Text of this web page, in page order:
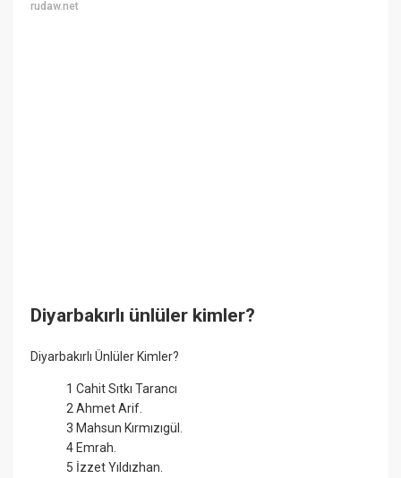
rudaw.net
Diyarbakırlı ünlüler kimler?
Diyarbakırlı Ünlüler Kimler?
1 Cahit Sıtkı Tarancı
2 Ahmet Arif.
3 Mahsun Kırmızıgül.
4 Emrah.
5 İzzet Yıldızhan.